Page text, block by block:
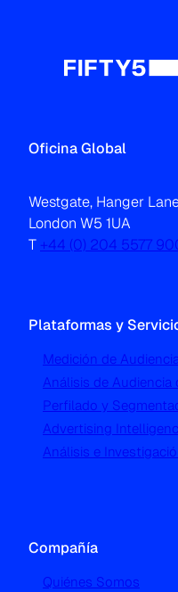
Oficina Global
Westgate, Hanger
London W5 1UA
T +44 (0) 204 5577
Plataformas y
Medición de
Análisis de Audiencia
Perfilado y
Advertising
Análisis e
Compañía
Quiénes Somos